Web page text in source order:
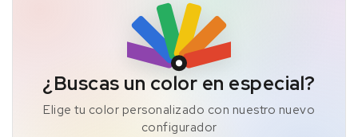
¿Buscas un color en especial?
Elige tu color personalizado con nuestro nuevo
configurador